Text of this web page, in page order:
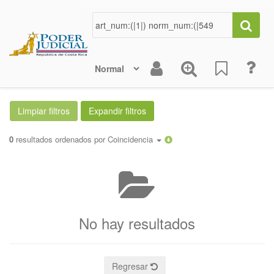
0 resultados ordenados por Coincidencia
No hay resultados
Regresar